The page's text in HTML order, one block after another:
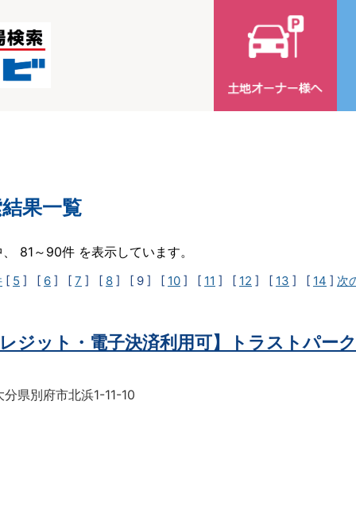
果一覧
81～90件 を表示しています。
[ 5 ] [ 6 ] [ 7 ] [ 8 ] [ 9 ] [ 10 ] [ 11 ] [ 12 ] [ 13 ] [ 14 ] 次
レジット・電子決済利用可】トラストパー
分県別府市北浜1-11-10